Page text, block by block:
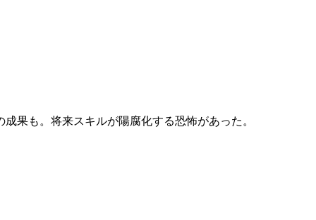
果も。将来スキルが陽腐化する恐怖があった。